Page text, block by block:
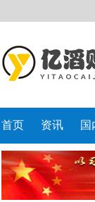
首页 资讯 国